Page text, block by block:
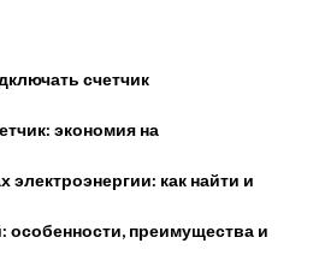
счетчик
экономия на
электроэнергии: как найти и
особенности, преимущества и